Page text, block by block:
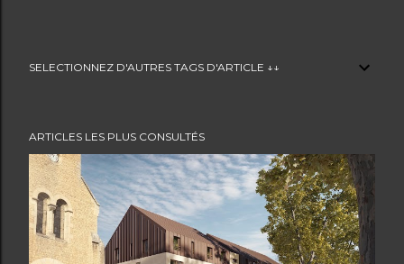
SELECTIONNEZ D'AUTRES TAGS D'ARTICLE ↓↓
ARTICLES LES PLUS CONSULTÉS